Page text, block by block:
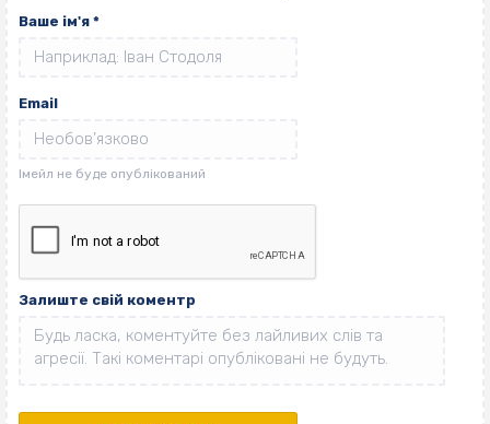
Ваше ім'я *
Email
Залиште свій коментр